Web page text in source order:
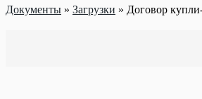
Документы » Загрузки » Договор